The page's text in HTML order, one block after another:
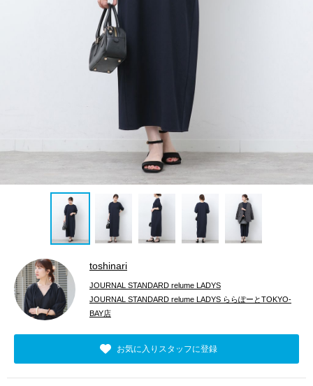
toshinari
JOURNAL STANDARD relume LADYS
JOURNAL STANDARD relume LADYS ららぽーとTOKYO-
BAY店
お気に入りスタッフに登録